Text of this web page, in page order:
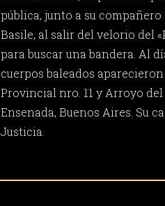
pública, junto a su compañero
Basile, al salir del velorio del
para buscar una bandera. Al
cuerpos baleados aparecieron
Provincial nro. 11 y Arroyo del
Ensenada, Buenos Aires. Su
Justicia.